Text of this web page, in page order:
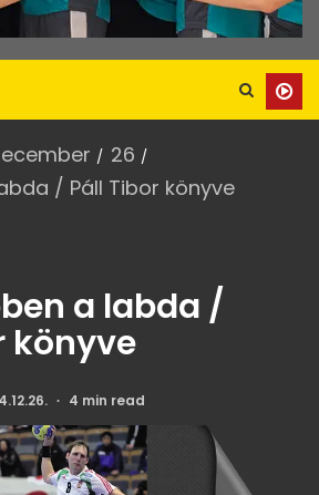
26
/ Páll Tibor könyve
a labda /
könyve
4 min read